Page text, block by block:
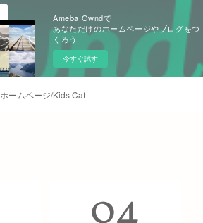
Ameba Owndで
あなただけのホームページやブログをつ
くろう
今すぐ試す
ホームページ/Kids Café Homepage